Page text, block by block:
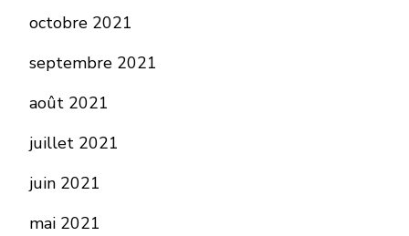
octobre 2021
septembre 2021
août 2021
juillet 2021
juin 2021
mai 2021